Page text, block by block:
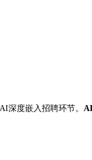
深度嵌入招聘环节。